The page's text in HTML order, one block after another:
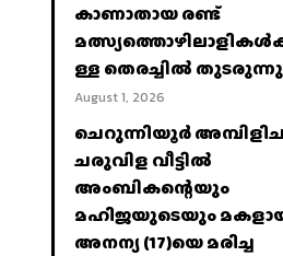
കാണാതായ രണ്ട്
ള്ള തെരച്ചിൽ
August 1, 2026
ചെറുന്നിയൂർ
ചരുവിള വീട്ടിൽ
അംബികന്റെയും
മഹിജയുടെയും
അനന്യ (17)യെ മരിച്ച